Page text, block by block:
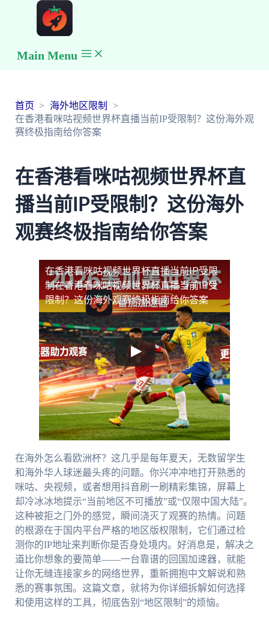
Main Menu
首页
海外地区限制
在香港看咪咕视频世界杯直播当前IP受限制？这份海外观
赛终极指南给你答案
在香港看咪咕视频世界杯直
播当前IP受限制？这份海外
观赛终极指南给你答案
在香港看咪咕视频世界杯直播当前IP受限
制在香港看咪咕视频世界杯直播当前IP受
限制？这份海外观赛终极指南给你答案
在海外怎么看欧洲杯？这几乎是每年夏天，无数留学生
和海外华人球迷最头疼的问题。你兴冲冲地打开熟悉的
咪咕、央视频，或者想用抖音刷一刷精彩集锦，屏幕上
却冷冰冰地提示“当前地区不可播放”或“仅限中国大陆”。
这种被拒之门外的感觉，瞬间浇灭了观赛的热情。问题
的根源在于国内平台严格的地区版权限制，它们通过检
测你的IP地址来判断你是否身处境内。好消息是，解决之
道比你想象的要简单——一台靠谱的回国加速器，就能
让你无缝连接家乡的网络世界，重新拥抱中文解说和熟
悉的赛事氛围。这篇文章，就将为你详细拆解如何选择
和使用这样的工具，彻底告别“地区限制”的烦恼。